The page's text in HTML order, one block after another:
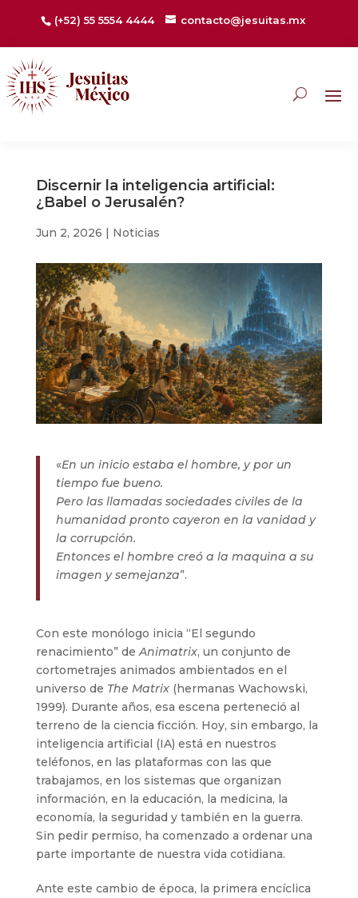
(+52) 55 5554 4444 contacto@jesuitas.mx
Discernir la inteligencia artificial:
¿Babel o Jerusalén?
Jun 2, 2026 | Noticias
«En un inicio estaba el hombre, y por un
tiempo fue bueno.
Pero las llamadas sociedades civiles de la
humanidad pronto cayeron en la vanidad y
la corrupción.
Entonces el hombre creó a la maquina a su
imagen y semejanza”.
Con este monólogo inicia “El segundo
renacimiento” deAnimatrix, un conjunto de
cortometrajes animados ambientados en el
universo de The Matrix(hermanas Wachowski,
1999). Durante años, esa escena perteneció al
terreno de la ciencia ficción. Hoy, sin embargo, la
inteligencia artificial (IA) está en nuestros
teléfonos, en las plataformas con las que
trabajamos, en los sistemas que organizan
información, en la educación, la medicina, la
economía, la seguridad y también en la guerra.
Sin pedir permiso, ha comenzado a ordenar una
parte importante de nuestra vida cotidiana.
Ante este cambio de época, la primera encíclica